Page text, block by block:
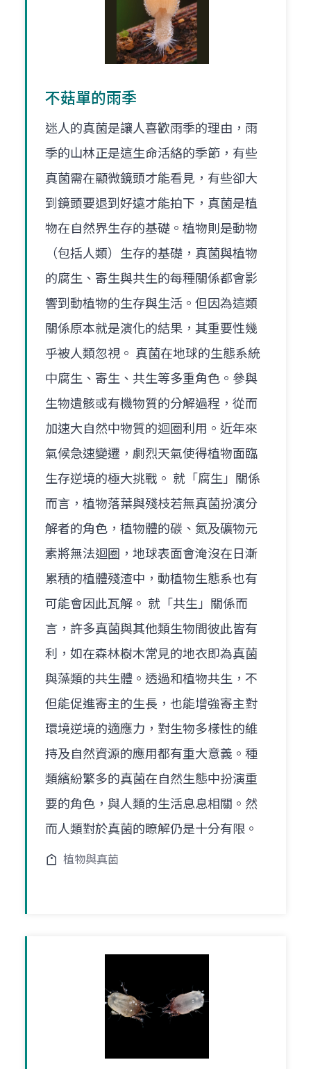
不菇單的雨季
迷人的真菌是讓人喜歡雨季的理由，雨
季的山林正是這生命活絡的季節，有些
真菌需在顯微鏡頭才能看見，有些卻大
到鏡頭要退到好遠才能拍下，真菌是植
物在自然界生存的基礎。植物則是動物
（包括人類）生存的基礎，真菌與植物
的腐生、寄生與共生的每種關係都會影
響到動植物的生存與生活。但因為這類
關係原本就是演化的結果，其重要性幾
乎被人類忽視。 真菌在地球的生態系統
中腐生、寄生、共生等多重角色。參與
生物遺骸或有機物質的分解過程，從而
加速大自然中物質的迴圈利用。近年來
氣候急速變遷，劇烈天氣使得植物面臨
生存逆境的極大挑戰。 就「腐生」關係
而言，植物落葉與殘枝若無真菌扮演分
解者的角色，植物體的碳、氮及礦物元
素將無法迴圈，地球表面會淹沒在日漸
累積的植體殘渣中，動植物生態系也有
可能會因此瓦解。 就「共生」關係而
言，許多真菌與其他類生物間彼此皆有
利，如在森林樹木常見的地衣即為真菌
與藻類的共生體。透過和植物共生，不
但能促進寄主的生長，也能增強寄主對
環境逆境的適應力，對生物多樣性的維
持及自然資源的應用都有重大意義。種
類繽紛繁多的真菌在自然生態中扮演重
要的角色，與人類的生活息息相關。然
而人類對於真菌的瞭解仍是十分有限。
植物與真菌